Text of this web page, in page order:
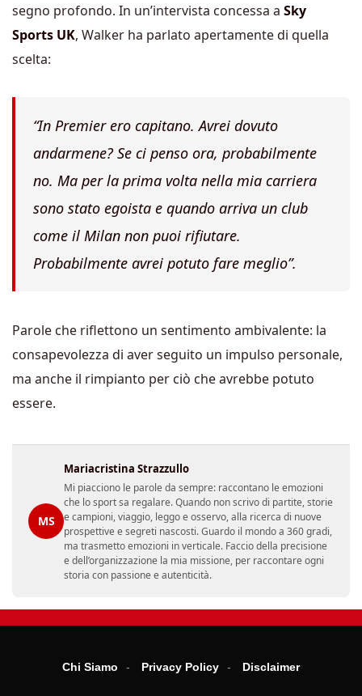
segno profondo. In un’intervista concessa a Sky
Sports UK, Walker ha parlato apertamente di quella
scelta:
“In Premier ero capitano. Avrei dovuto
andarmene? Se ci penso ora, probabilmente
no. Ma per la prima volta nella mia carriera
sono stato egoista e quando arriva un club
come il Milan non puoi rifiutare.
Probabilmente avrei potuto fare meglio”.
Parole che riflettono un sentimento ambivalente: la
consapevolezza di aver seguito un impulso personale,
ma anche il rimpianto per ciò che avrebbe potuto
essere.
MS
Mariacristina Strazzullo
Mi piacciono le parole da sempre: raccontano le emozioni
che lo sport sa regalare. Quando non scrivo di partite, storie
e campioni, viaggio, leggo e osservo, alla ricerca di nuove
prospettive e segreti nascosti. Guardo il mondo a 360 gradi,
ma trasmetto emozioni in verticale. Faccio della precisione
e dell’organizzazione la mia missione, per raccontare ogni
storia con passione e autenticità.
Chi Siamo Privacy Policy Disclaimer